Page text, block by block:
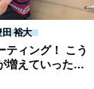
田 裕大
ティング！ こう
増えていったら
ブログ]